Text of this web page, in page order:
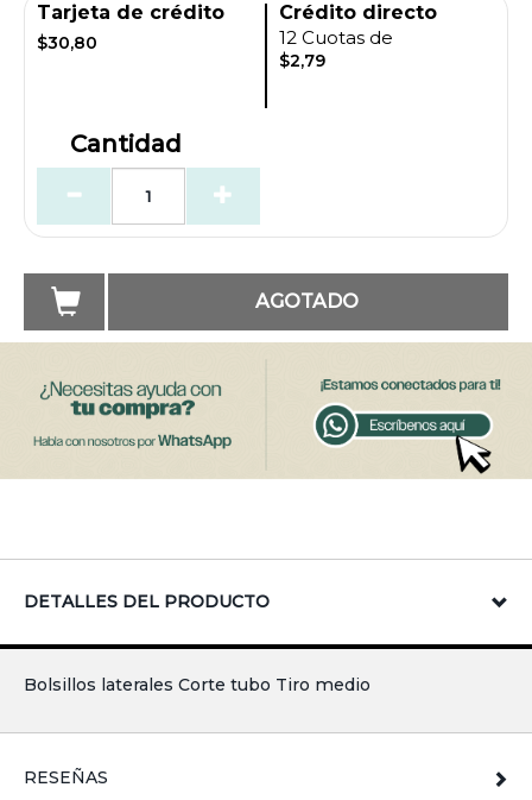
Tarjeta de crédito
$30,80
Crédito directo
12 Cuotas de
$2,79
Cantidad
AGOTADO
DETALLES DEL PRODUCTO
Bolsillos laterales Corte tubo Tiro medio
RESEÑAS